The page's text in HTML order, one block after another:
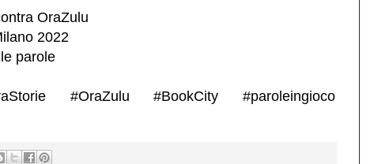
OraZulu
2022
parole
#OraZulu #BookCity
#paroleingioco